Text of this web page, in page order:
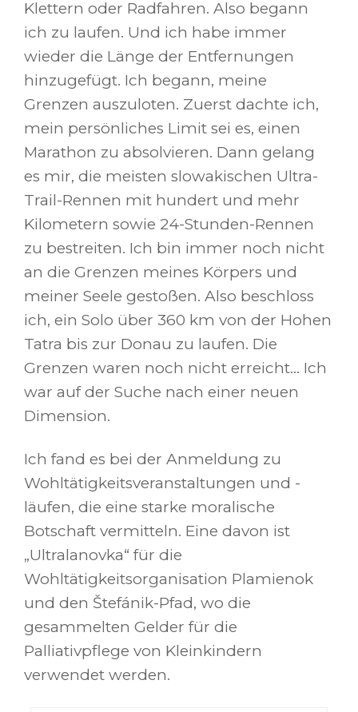
Klettern oder Radfahren. Also begann
ich zu laufen. Und ich habe immer
wieder die Länge der Entfernungen
hinzugefügt. Ich begann, meine
Grenzen auszuloten. Zuerst dachte ich,
mein persönliches Limit sei es, einen
Marathon zu absolvieren. Dann gelang
es mir, die meisten slowakischen Ultra-
Trail-Rennen mit hundert und mehr
Kilometern sowie 24-Stunden-Rennen
zu bestreiten. Ich bin immer noch nicht
an die Grenzen meines Körpers und
meiner Seele gestoßen. Also beschloss
ich, ein Solo über 360 km von der Hohen
Tatra bis zur Donau zu laufen. Die
Grenzen waren noch nicht erreicht… Ich
war auf der Suche nach einer neuen
Dimension.
Ich fand es bei der Anmeldung zu
Wohltätigkeitsveranstaltungen und -
läufen, die eine starke moralische
Botschaft vermitteln. Eine davon ist
„Ultralanovka“ für die
Wohltätigkeitsorganisation Plamienok
und den Štefánik-Pfad, wo die
gesammelten Gelder für die
Palliativpflege von Kleinkindern
verwendet werden.